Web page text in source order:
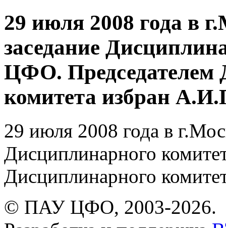
29 июля 2008 года в
заседание
ЦФО. Председателем
комитета избран
29 июля 2008 года в
Дисциплинарного
Дисциплинарного
© ПАУ ЦФО, 2003-2026.